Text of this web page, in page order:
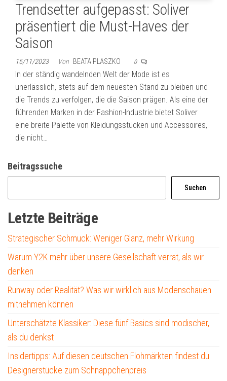
Trendsetter aufgepasst: Soliver
präsentiert die Must-Haves der
Saison
15/11/2023 Von BEATA PLASZKO 0
In der ständig wandelnden Welt der Mode ist es
unerlässlich, stets auf dem neuesten Stand zu bleiben und
die Trends zu verfolgen, die die Saison prägen. Als eine der
führenden Marken in der Fashion-Industrie bietet Soliver
eine breite Palette von Kleidungsstücken und Accessoires,
die nicht…
Beitragssuche
Suchen
Letzte Beiträge
Strategischer Schmuck: Weniger Glanz, mehr Wirkung
Warum Y2K mehr über unsere Gesellschaft verrät, als wir
denken
Runway oder Realität? Was wir wirklich aus Modenschauen
mitnehmen können
Unterschätzte Klassiker: Diese fünf Basics sind modischer,
als du denkst
Insidertipps: Auf diesen deutschen Flohmärkten findest du
Designerstücke zum Schnäppchenpreis